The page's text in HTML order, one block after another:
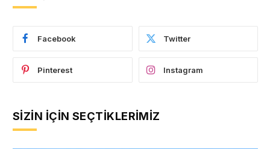
Facebook Twitter
Pinterest Instagram
SIZIN İÇIN SEÇTIKLERIMIZ